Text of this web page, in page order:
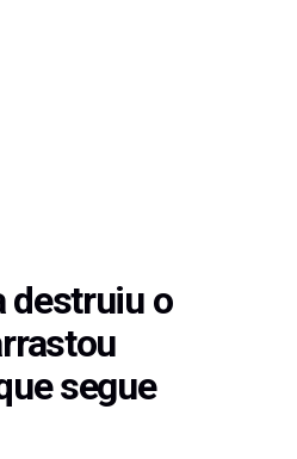
destruiu o
segue